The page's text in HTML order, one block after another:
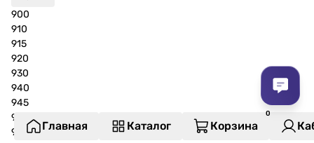
900
910
915
920
930
940
945
948
950
Главная Каталог Корзина